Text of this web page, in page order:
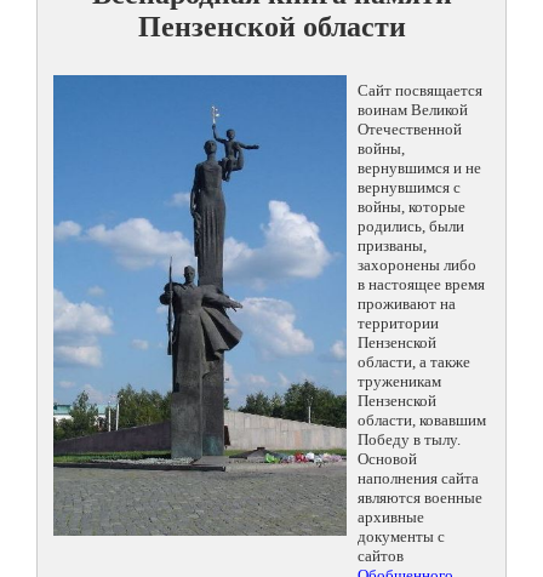
Пензенской области
Сайт посвящается
воинам Великой
Отечественной
войны,
вернувшимся и не
вернувшимся с
войны, которые
родились, были
призваны,
захоронены либо
в настоящее время
проживают на
территории
Пензенской
области, а также
труженикам
Пензенской
области, ковавшим
Победу в тылу.
Основой
наполнения сайта
являются военные
архивные
документы с
сайтов